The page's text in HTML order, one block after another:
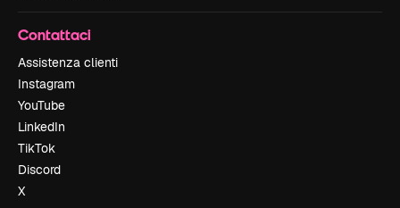
Contattaci
Assistenza clienti
Instagram
YouTube
LinkedIn
TikTok
Discord
X